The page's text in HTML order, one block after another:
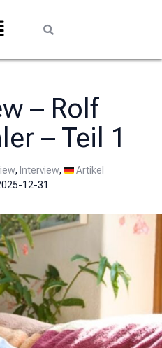
– Rolf
– Teil 1
, Interview,
Artikel
12-31